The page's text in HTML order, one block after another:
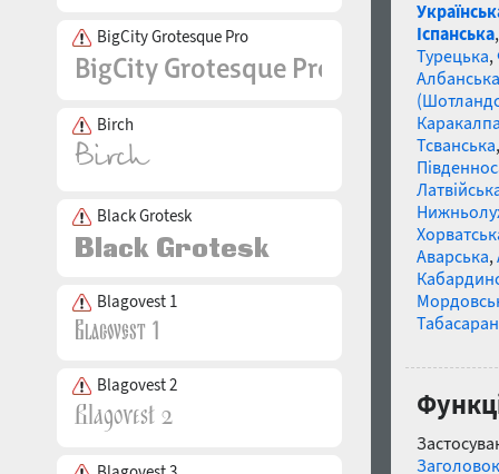
BigCity Grotesque Pro
Birch
Black Grotesk
Blagovest 1
Blagovest 2
Іспанська
Турецька,
Албанська
Тсванська
Аварська,
Заголовок